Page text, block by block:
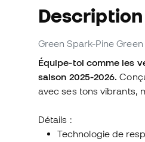
Green Spark-Pine Green
Équipe-toi comme les
saison 2025-2026.
avec ses tons vibrants,
Détails :
Technologie de